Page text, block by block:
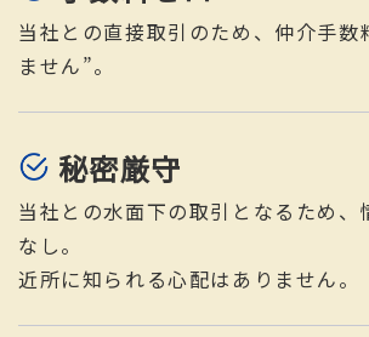
当社との直接取引のため、仲介手数
ません”。
秘密厳守
当社との水面下の取引となるため、
なし。
近所に知られる心配はありません。